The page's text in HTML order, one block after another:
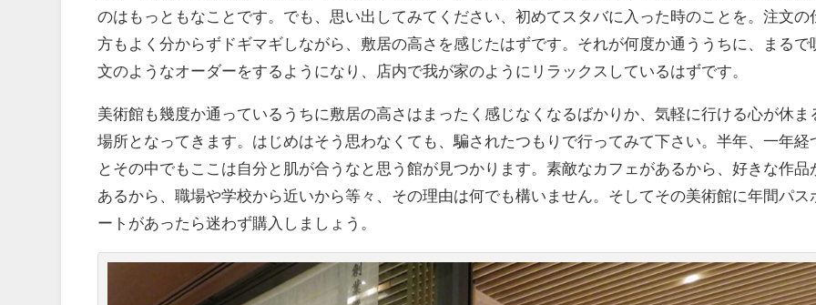
のはもっともなことです。でも、思い出してみてください、初めてスタバに入った時のことを。注文の
方もよく分からずドギマギしながら、敷居の高さを感じたはずです。それが何度か通ううちに、まるで
文のようなオーダーをするようになり、店内で我が家のようにリラックスしているはずです。
美術館も幾度か通っているうちに敷居の高さはまったく感じなくなるばかりか、気軽に行ける心が休ま
場所となってきます。はじめはそう思わなくても、騙されたつもりで行ってみて下さい。半年、一年経
とその中でもここは自分と肌が合うなと思う館が見つかります。素敵なカフェがあるから、好きな作品
あるから、職場や学校から近いから等々、その理由は何でも構いません。そしてその美術館に年間パス
ートがあったら迷わず購入しましょう。